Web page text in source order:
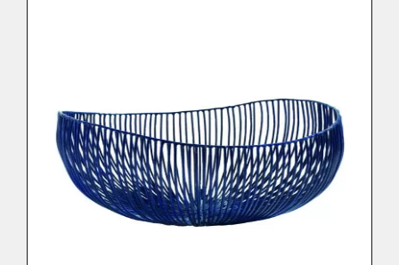
Mein Konto
Zahlung und Versand
Widerrufsbelehrung